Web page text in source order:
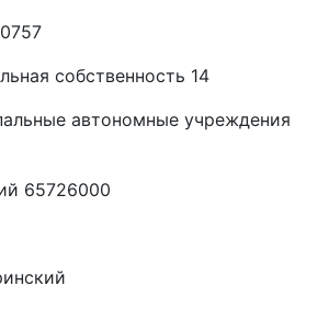
собственность 14
автономные учреждения
65726000